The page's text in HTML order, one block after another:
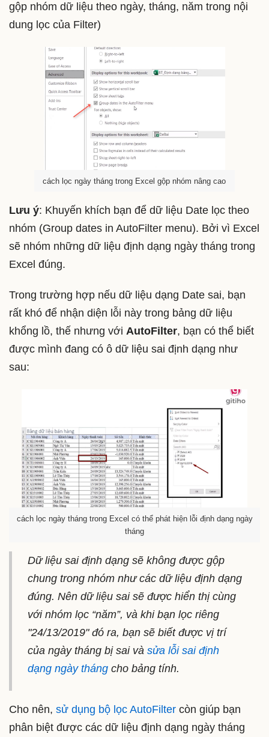
gộp nhóm dữ liệu theo ngày, tháng, năm trong nội
dung lọc của Filter)
cách lọc ngày tháng trong Excel gộp nhóm nâng cao
Lưu ý: Khuyến khích bạn để dữ liệu Date lọc theo
nhóm (Group dates in AutoFilter menu). Bởi vì Excel
sẽ nhóm những dữ liệu định dạng ngày tháng trong
Excel đúng.
Trong trường hợp nếu dữ liệu dạng Date sai, bạn
rất khó để nhận diện lỗi này trong bảng dữ liệu
khổng lồ, thế nhưng với AutoFilter, bạn có thể biết
được mình đang có ô dữ liệu sai định dạng như
sau:
cách lọc ngày tháng trong Excel có thể phát hiện lỗi định dạng ngày
tháng
Dữ liệu sai định dạng sẽ không được gộp
chung trong nhóm như các dữ liệu định dạng
đúng. Nên dữ liệu sai sẽ được hiển thị cùng
với nhóm lọc “năm”, và khi bạn lọc riêng
"24/13/2019" đó ra, bạn sẽ biết được vị trí
của ngày tháng bị sai và sửa lỗi sai định
dạng ngày thángcho bảng tính.
Cho nên, sử dụng bộ lọc AutoFilter còn giúp bạn
phân biệt được các dữ liệu định dạng ngày tháng